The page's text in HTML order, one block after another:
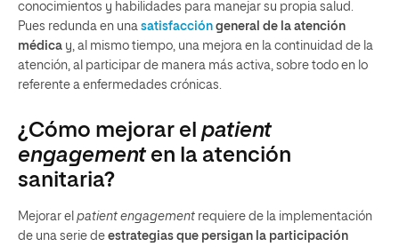
conocimientos y habilidades para manejar su propia salud.
Pues redunda en una satisfacción general de la atención
médica y, al mismo tiempo, una mejora en la continuidad de la
atención, al participar de manera más activa, sobre todo en lo
referente a enfermedades crónicas.
¿Cómo mejorar el patient
engagementen la atención
sanitaria?
Mejorar el patient engagement requiere de la implementación
de una serie de estrategias que persigan la participación